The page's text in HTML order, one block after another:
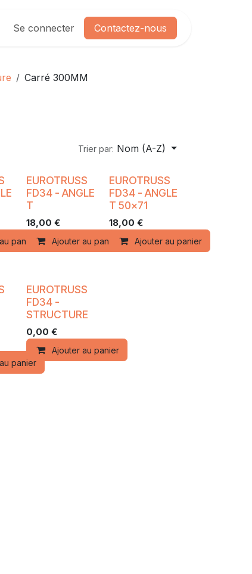
Se connecter Contactez-nous
Carré 300MM
Trier par: Nom (A-Z)
panier
EUROTRUSS
FD34 - ANGLE
T
18,00 €
Ajouter au panier
EUROTRUSS
FD34 - ANGLE
T 50x71
18,00 €
Ajouter au panier
panier
EUROTRUSS
FD34 -
STRUCTURE
0,00 €
Ajouter au panier